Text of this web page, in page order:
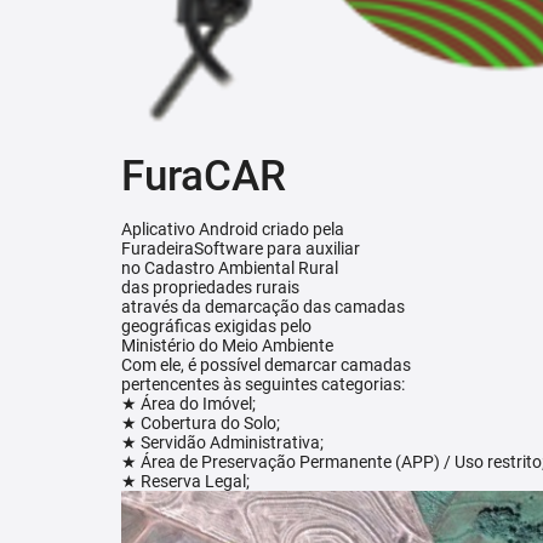
FuraCAR
Aplicativo Android criado pela
FuradeiraSoftware para auxiliar
no Cadastro Ambiental Rural
das propriedades rurais
através da demarcação das camadas
geográficas exigidas pelo
Ministério do Meio Ambiente
Com ele, é possível demarcar camadas
pertencentes às seguintes categorias:
★ Área do Imóvel;
★ Cobertura do Solo;
★ Servidão Administrativa;
★ Área de Preservação Permanente (APP) / Uso
★ Reserva Legal;